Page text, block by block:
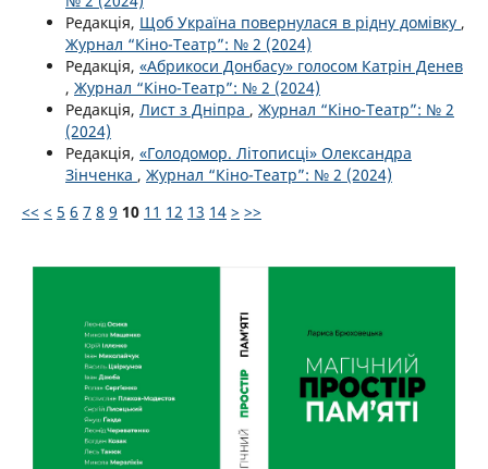
Редакція, Щоб Україна повернулася в рідну домівку ,
Журнал “Кіно-Театр”: № 2 (2024)
Редакція, «Абрикоси Донбасу» голосом Катрін Денев
, Журнал “Кіно-Театр”: № 2 (2024)
Редакція, Лист з Дніпра , Журнал “Кіно-Театр”: № 2
(2024)
Редакція, «Голодомор. Літописці» Олександра
Зінченка , Журнал “Кіно-Театр”: № 2 (2024)
<< < 5 6 7 8 9 10 11 12 13 14 > >>